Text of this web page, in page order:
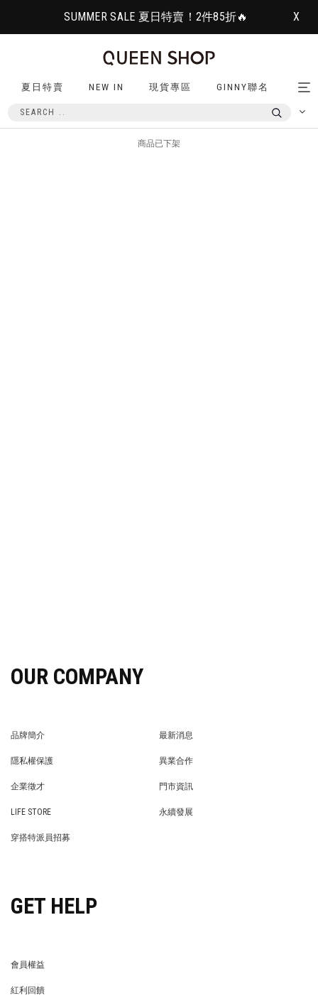
SUMMER SALE 夏日特賣！2件85折🔥 X
夏日特賣 NEW IN 現貨專區 GINNY聯名
商品已下架
OUR COMPANY
品牌簡介
最新消息
隱私權保護
異業合作
企業徵才
門市資訊
LIFE STORE
永續發展
穿搭特派員招募
GET HELP
會員權益
紅利回饋